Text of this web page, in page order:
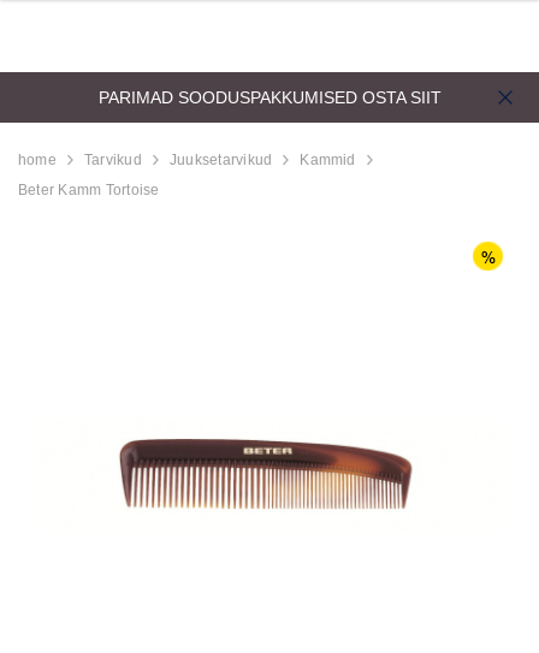
PARIMAD SOODUSPAKKUMISED OSTA SIIT
home Tarvikud Juuksetarvikud
Kammid
Beter Kamm Tortoise